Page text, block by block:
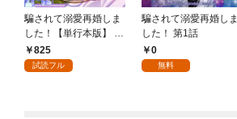
騙されて溺愛再婚しま
した！【単行本版】 1
巻825
試読フル
騙されて溺愛再婚しま
した！ 第1話
0
無料